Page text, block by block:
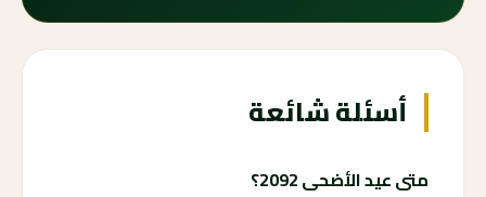
أسئلة شائعة
متى عيد الأضحى 2092؟